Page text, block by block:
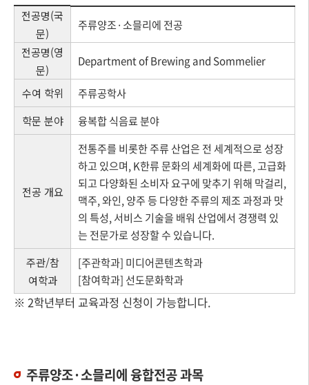
전공명(국
문)
주류양조·소믈리에 전공
전공명(영
문)
Department of Brewing and Sommelier
수여 학위 주류공학사
학문 분야 융복합 식음료 분야
전공 개요
전통주를 비롯한 주류 산업은 전 세계적으로 성장
하고 있으며, K한류 문화의 세계화에 따른, 고급화
되고 다양화된 소비자 요구에 맞추기 위해 막걸리,
맥주, 와인, 양주 등 다양한 주류의 제조 과정과 맛
의 특성, 서비스 기술을 배워 산업에서 경쟁력 있
는 전문가로 성장할 수 있습니다.
주관/참
여학과
[주관학과] 미디어콘텐츠학과
[참여학과] 선도문화학과
※ 2학년부터 교육과정 신청이 가능합니다.
주류양조·소믈리에 융합전공 과목